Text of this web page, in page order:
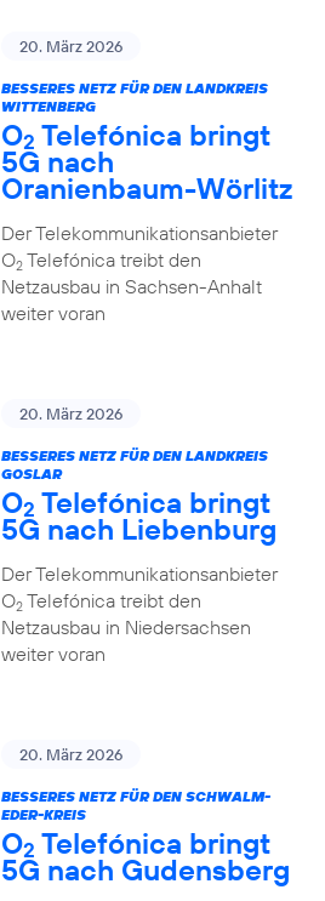
20. März 2026
BESSERES NETZ FÜR DEN LANDKREIS
WITTENBERG
O2 Telefónica bringt
5G nach
Oranienbaum-Wörlitz
Der Telekommunikationsanbieter
O2Telefónica treibt den
Netzausbau in Sachsen-Anhalt
weiter voran
20. März 2026
BESSERES NETZ FÜR DEN LANDKREIS
GOSLAR
O2 Telefónica bringt
5G nach Liebenburg
Der Telekommunikationsanbieter
O2Telefónica treibt den
Netzausbau in Niedersachsen
weiter voran
20. März 2026
BESSERES NETZ FÜR DEN SCHWALM-
EDER-KREIS
O2 Telefónica bringt
5G nach Gudensberg